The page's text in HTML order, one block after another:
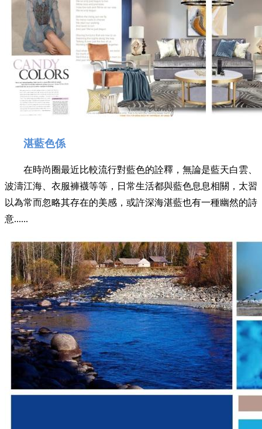
湛藍色係
在時尚圈最近比較流行對藍色的詮釋，無論是藍天白雲、
波濤江海、衣服褲襪等等，日常生活都與藍色息息相關，太習
以為常而忽略其存在的美感，或許深海湛藍也有一種幽然的詩
意......